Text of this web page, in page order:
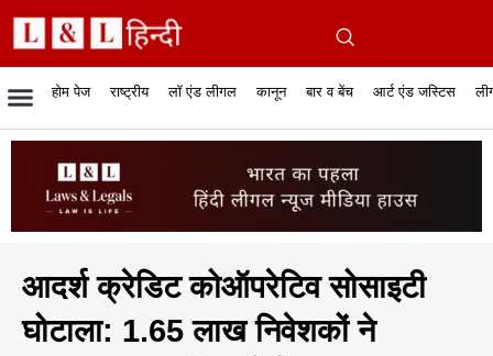
होम पेज राष्ट्रीय
रिपोर्टेबल जजमेंट सुप्रीम कोर्ट हाईकोर्ट
लॉ एंड लीगल
रिसर्च एनालाईसिस एंड लॉ केस स्टेटस
कानून
व्यापार में कानून फिल्में और कानून
बार व बेंच
बार एसोसिएशन बार
आर्ट एंड जस्टिस
जस्टिस एंड जस्टिस
आदर्श क्रेडिट कोऑपरेटिव सोसाइटी
घोटाला: 1.65 लाख निवेशकों ने